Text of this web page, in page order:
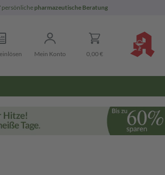
persönliche pharmazeutische Beratung
Mein Konto 0,00 €